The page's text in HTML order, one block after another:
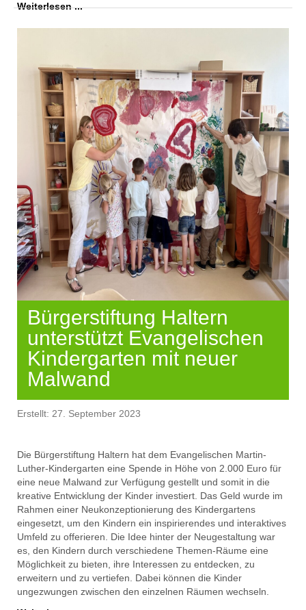
Weiterlesen ...
Bürgerstiftung Haltern
unterstützt Evangelischen
Kindergarten mit neuer
Malwand
Erstellt: 27. September 2023
Die Bürgerstiftung Haltern hat dem Evangelischen Martin-
Luther-Kindergarten eine Spende in Höhe von 2.000 Euro für
eine neue Malwand zur Verfügung gestellt und somit in die
kreative Entwicklung der Kinder investiert. Das Geld wurde im
Rahmen einer Neukonzeptionierung des Kindergartens
eingesetzt, um den Kindern ein inspirierendes und interaktives
Umfeld zu offerieren. Die Idee hinter der Neugestaltung war
es, den Kindern durch verschiedene Themen-Räume eine
Möglichkeit zu bieten, ihre Interessen zu entdecken, zu
erweitern und zu vertiefen. Dabei können die Kinder
ungezwungen zwischen den einzelnen Räumen wechseln.